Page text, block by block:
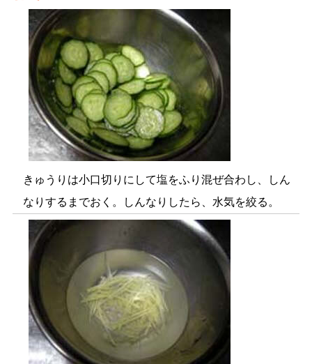
きゅうりは小口切りにして塩をふり混ぜ合わし、しん
なりするまでおく。しんなりしたら、水気を絞る。